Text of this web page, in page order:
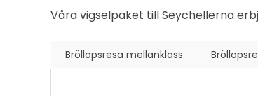
Våra vigselpaket till Seychellerna
Bröllopsresa mellanklass